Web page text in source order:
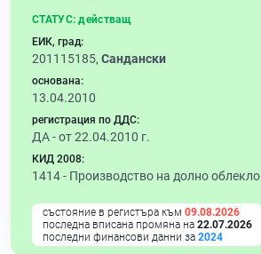
СТАТУС: действащ
ЕИК, град:
201115185, Сандански
основана:
13.04.2010
регистрация по ДДС:
ДА - от 22.04.2010 г.
КИД 2008:
1414 - Производство на долно облекло
състояние в регистъра към 09.08.2026
последна вписана промяна на 22.07.2026
последни финансови данни за 2024